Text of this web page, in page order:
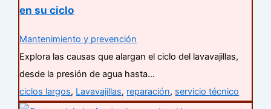
en su ciclo
Mantenimiento y prevención
Explora las causas que alargan el ciclo del lavavajillas,
desde la presión de agua hasta…
ciclos largos, Lavavajillas, reparación, servicio técnico